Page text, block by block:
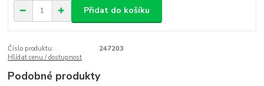
Přidat do košíku
Číslo produktu:
247203
Hlídat cenu / dostupnost
Podobné produkty